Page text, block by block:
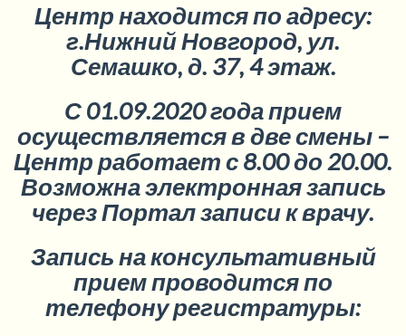
Центр находится по адресу:
г.Нижний Новгород, ул.
Семашко, д. 37, 4 этаж.
С 01.09.2020 года прием
осуществляется в две смены –
Центр работает с 8.00 до 20.00.
Возможна электронная запись
через Портал записи к врачу.
Запись на консультативный
прием проводится по
телефону регистратуры: